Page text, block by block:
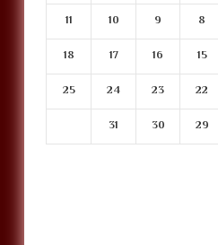
8
9
10
11
15
16
17
18
22
23
24
25
29
30
31